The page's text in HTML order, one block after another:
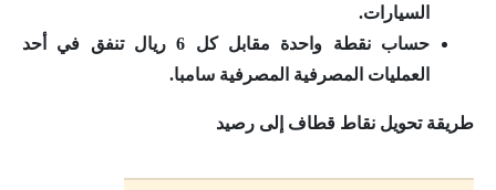
السيارات.
حساب نقطة واحدة مقابل كل 6 ريال تنفق في أحد
العمليات المصرفية المصرفية سامبا.
طريقة تحويل نقاط قطاف إلى رصيد